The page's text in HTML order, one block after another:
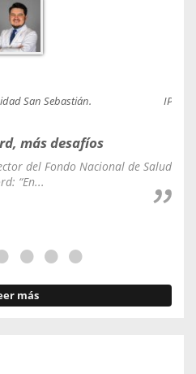
San Sebastián.
más desafíos
del Fondo Nacional de Salud
“En...
más